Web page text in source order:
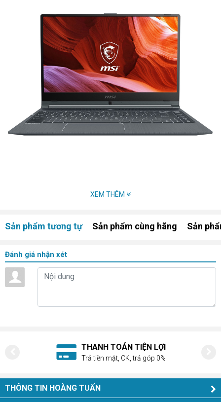
XEM THÊM
Sản phẩm tương tự Sản phẩm cùng hãng Sản
Đánh giá nhận xét
HỖ TRỢ NHIỆT TÌNH
Tư vấn, giải đáp mọi thắc mắc
THÔNG TIN HOÀNG TUẤN